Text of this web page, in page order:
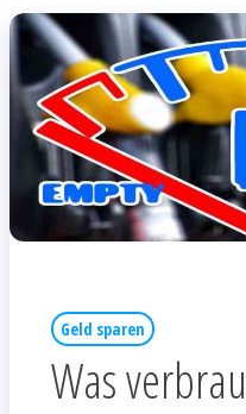
Geld sparen
Was